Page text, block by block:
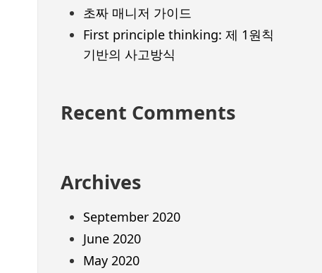
초짜 매니저 가이드
First principle thinking: 제 1원칙
기반의 사고방식
Recent Comments
Archives
September 2020
June 2020
May 2020